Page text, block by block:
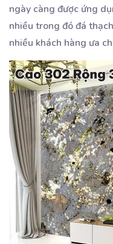
ngày càng được ứng
nhiều trong đó đá
nhiều khách hàng ưa